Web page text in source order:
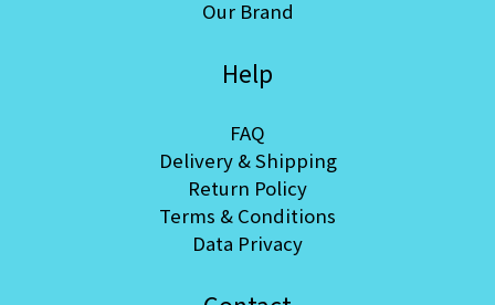
Our Brand
Help
FAQ
Delivery & Shipping
Return Policy
Terms & Conditions
Data Privacy